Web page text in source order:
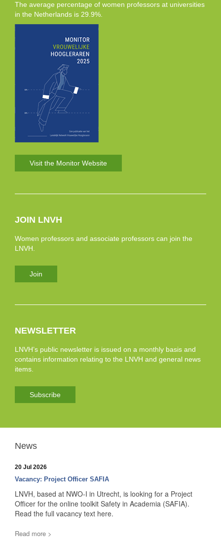
The average percentage of women professors at universities
in the Netherlands is 29.9%.
Visit the Monitor Website
JOIN LNVH
Women professors and associate professors can join the
LNVH.
Join
NEWSLETTER
LNVH’s public newsletter is issued on a monthly basis and
contains information relating to the LNVH and general news
items.
Subscribe
News
20 Jul 2026
Vacancy: Project Officer SAFIA
LNVH, based at NWO-I in Utrecht, is looking for a Project
Officer for the online toolkit Safety in Academia (SAFIA).
Read the full vacancy text here.
Read more >